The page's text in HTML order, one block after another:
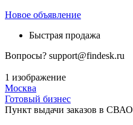
Новое объявление
Быстрая продажа
Вопросы? support@findesk.ru
1 изображение
Москва
Готовый бизнес
Пункт выдачи заказов в СВАО